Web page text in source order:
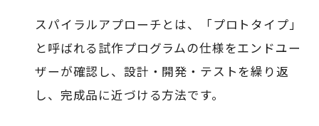
スパイラルアプローチとは、「プロトタイプ」
と呼ばれる試作プログラムの仕様をエンドユー
ザーが確認し、設計・開発・テストを繰り返
し、完成品に近づける方法です。